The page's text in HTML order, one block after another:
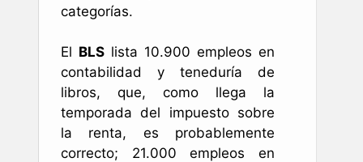
categorías.
El BLSlista 10.900 empleos en
contabilidad y teneduría de
libros, que, como llega la
temporada del impuesto sobre
la renta, es probablemente
correcto; 21.000 empleos en